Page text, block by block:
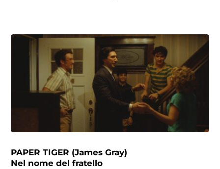
PAPER TIGER (James Gray)
Nel nome del fratello